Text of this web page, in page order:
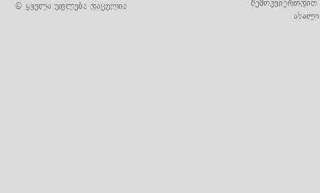
© ყველა უფლება დაცულია
შემოგვიერთდით
ახალი